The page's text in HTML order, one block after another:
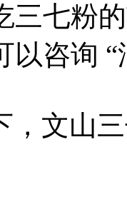
三七粉
以咨询
，文山